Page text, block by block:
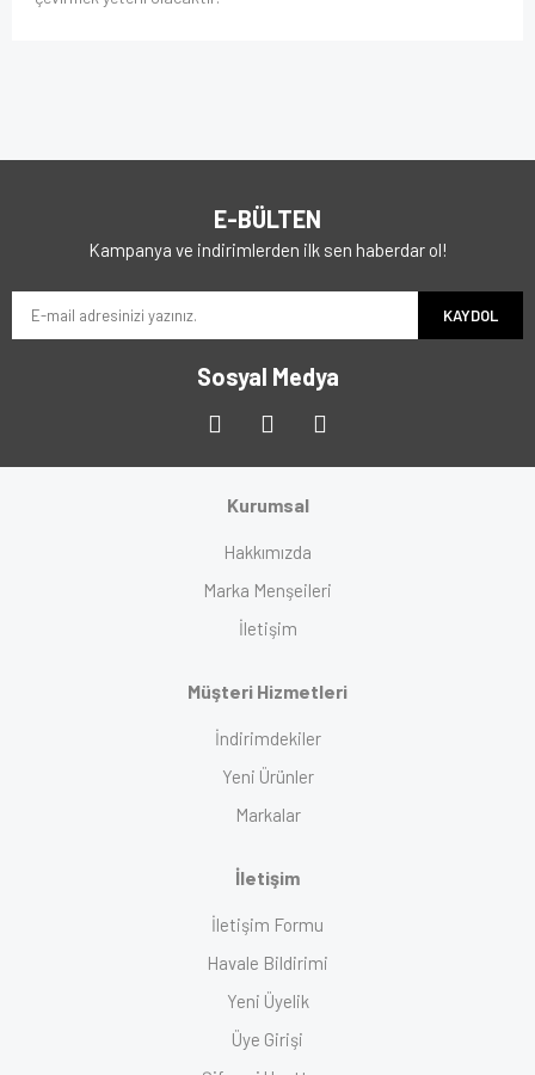
E-BÜLTEN
Kampanya ve indirimlerden ilk sen haberdar ol!
KAYDOL
Sosyal Medya
Kurumsal
Hakkımızda
Marka Menşeileri
İletişim
Müşteri Hizmetleri
İndirimdekiler
Yeni Ürünler
Markalar
İletişim
İletişim Formu
Havale Bildirimi
Yeni Üyelik
Üye Girişi